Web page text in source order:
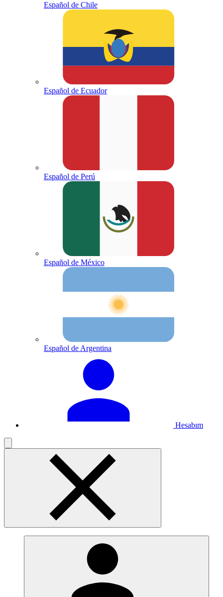
Español de Chile
Español de Ecuador
Español de Perú
Español de México
Español de Argentina
Hesabım